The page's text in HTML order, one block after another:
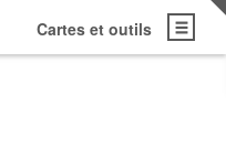
Cartes et outils